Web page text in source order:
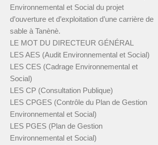
Environnemental et Social du projet
d’ouverture et d’exploitation d’une carrière de
sable à Tanènè.
LE MOT DU DIRECTEUR GÉNÉRAL
LES AES (Audit Environnemental et Social)
LES CES (Cadrage Environnemental et
Social)
LES CP (Consultation Publique)
LES CPGES (Contrôle du Plan de Gestion
Environnemental et Social)
LES PGES (Plan de Gestion
Environnemental et Social)